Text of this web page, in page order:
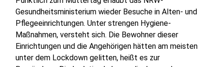
Gesundheitsministerium wieder Besuche in Alten- und
Pflegeeinrichtungen. Unter strengen Hygiene-
Maßnahmen, versteht sich. Die Bewohner dieser
Einrichtungen und die Angehörigen hätten am meisten
unter dem Lockdown gelitten, heißt es zur